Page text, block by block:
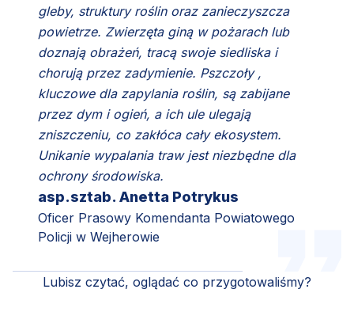
gleby, struktury roślin oraz zanieczyszcza
powietrze. Zwierzęta giną w pożarach lub
doznają obrażeń, tracą swoje siedliska i
chorują przez zadymienie. Pszczoły ,
kluczowe dla zapylania roślin, są zabijane
przez dym i ogień, a ich ule ulegają
zniszczeniu, co zakłóca cały ekosystem.
Unikanie wypalania traw jest niezbędne dla
ochrony środowiska.
asp.sztab. Anetta Potrykus
Oficer Prasowy Komendanta Powiatowego
Policji w Wejherowie
Lubisz czytać, oglądać co przygotowaliśmy?